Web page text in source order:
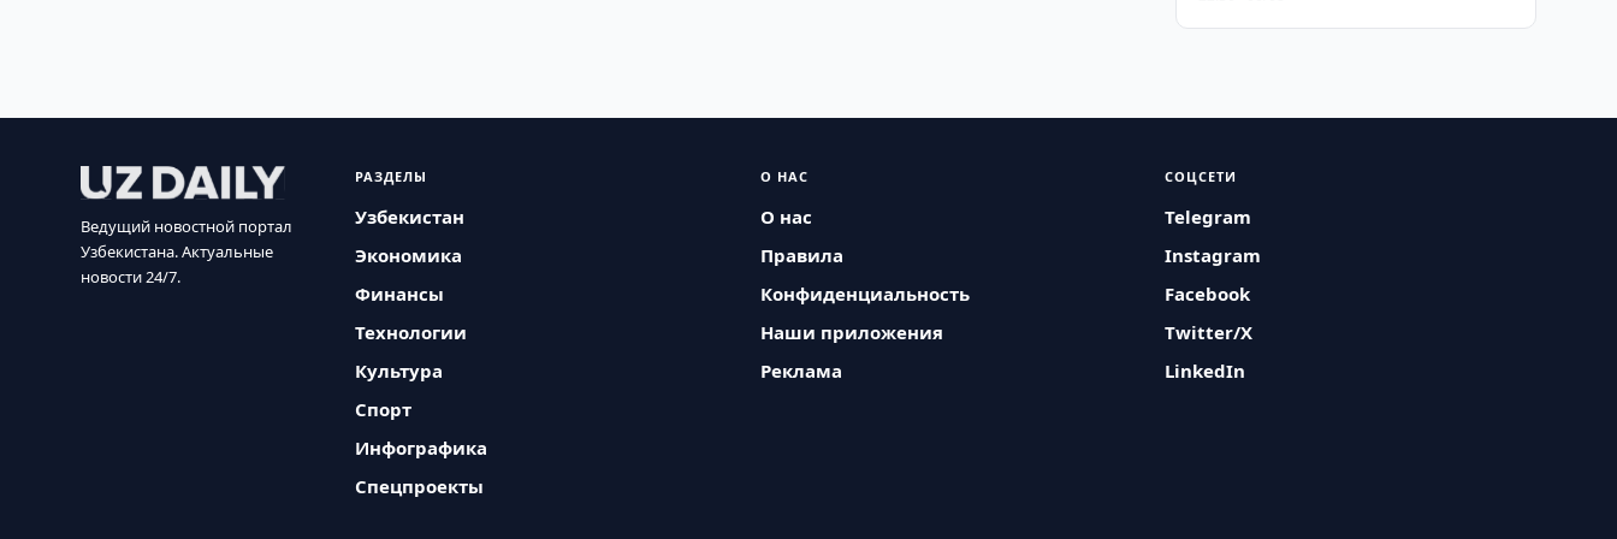
Ведущий новостной портал
Узбекистана. Актуальные
новости 24/7.
РАЗДЕЛЫ
Узбекистан
Экономика
Финансы
Технологии
Культура
Спорт
Инфографика
Спецпроекты
О НАС
О нас
Правила
Конфиденциальность
Наши приложения
Реклама
СОЦСЕТИ
Telegram
Instagram
Facebook
Twitter/X
LinkedIn